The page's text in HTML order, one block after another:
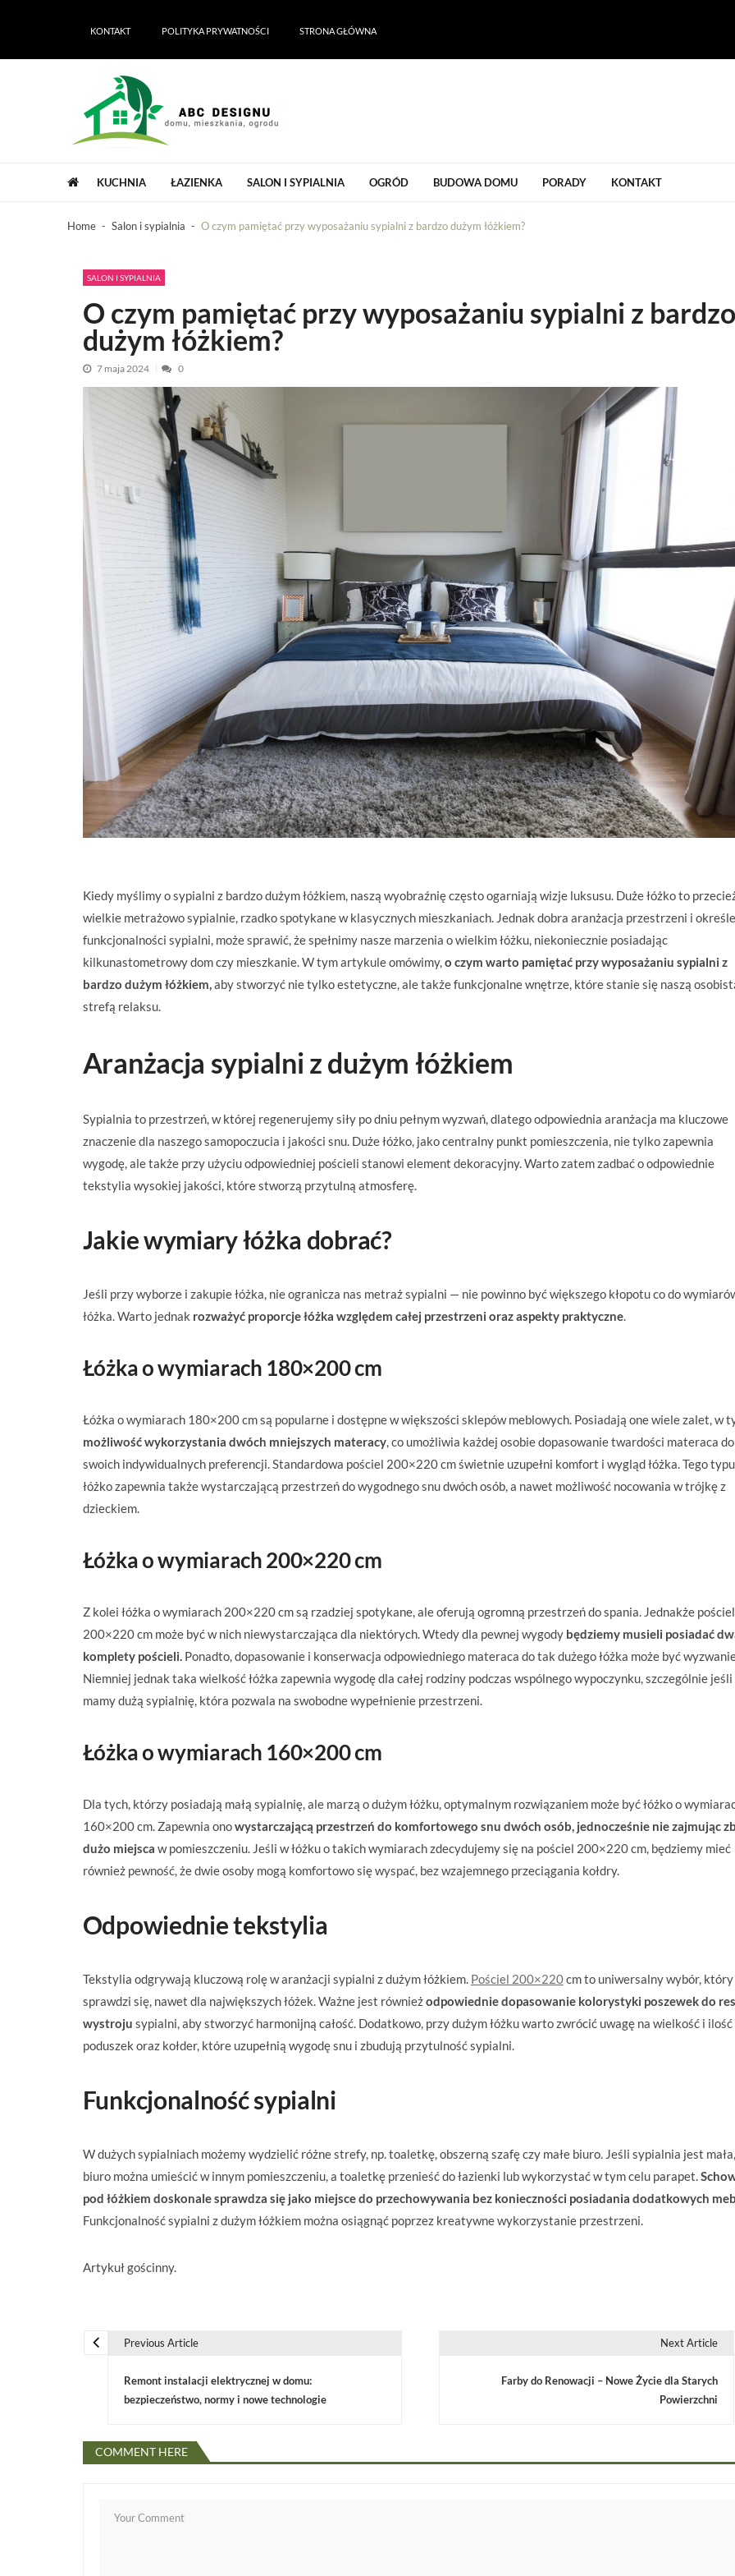
KONTAKT POLITYKA PRYWATNOŚCI STRONA GŁÓWNA
KUCHNIA ŁAZIENKA SALON I SYPIALNIA OGRÓD BUDOWA DOMU PORADY KONTAKT
Home Salon i sypialnia O czym pamiętać przy wyposażaniu sypialni z bardzo dużym łóżkiem?
SALON I SYPIALNIA
O czym pamiętać przy wyposażaniu sypialni z bardzo
dużym łóżkiem?
7 maja 2024 0
Kiedy myślimy o sypialni z bardzo dużym łóżkiem, naszą wyobraźnię często ogarniają wizje luksusu. Duże łóżko to
wielkie metrażowo sypialnie, rzadko spotykane w klasycznych mieszkaniach. Jednak dobra aranżacja przestrzeni i
funkcjonalności sypialni, może sprawić, że spełnimy nasze marzenia o wielkim łóżku, niekoniecznie posiadając
kilkunastometrowy dom czy mieszkanie. W tym artykule omówimy,o czym warto pamiętać przy wyposażaniu sypialni z
bardzo dużym łóżkiem,aby stworzyć nie tylko estetyczne, ale także funkcjonalne wnętrze, które stanie się naszą
strefą relaksu.
Aranżacja sypialni z dużym łóżkiem
Sypialnia to przestrzeń, w której regenerujemy siły po dniu pełnym wyzwań, dlatego odpowiednia aranżacja ma kluczowe
znaczenie dla naszego samopoczucia i jakości snu. Duże łóżko, jako centralny punkt pomieszczenia, nie tylko zapewnia
wygodę, ale także przy użyciu odpowiedniej pościeli stanowi element dekoracyjny. Warto zatem zadbać o odpowiednie
tekstylia wysokiej jakości, które stworzą przytulną atmosferę.
Jakie wymiary łóżka dobrać?
Jeśli przy wyborze i zakupie łóżka, nie ogranicza nas metraż sypialni — nie powinno być większego kłopotu co do
łóżka. Warto jednak rozważyć proporcje łóżka względem całej przestrzeni oraz aspekty praktyczne.
Łóżka o wymiarach 180×200 cm
Łóżka o wymiarach 180×200 cm są popularne i dostępne w większości sklepów meblowych. Posiadają one wiele zalet, w
możliwość wykorzystania dwóch mniejszych materacy, co umożliwia każdej osobie dopasowanie twardości materaca do
swoich indywidualnych preferencji. Standardowa pościel 200×220 cm świetnie uzupełni komfort i wygląd łóżka. Tego typu
łóżko zapewnia także wystarczającą przestrzeń do wygodnego snu dwóch osób, a nawet możliwość nocowania w trójkę z
dzieckiem.
Łóżka o wymiarach 200×220 cm
Z kolei łóżka o wymiarach 200×220 cm są rzadziej spotykane, ale oferują ogromną przestrzeń do spania. Jednakże pościel
200×220 cm może być w nich niewystarczająca dla niektórych. Wtedy dla pewnej wygodybędziemy musieli posiadać
komplety pościeli.Ponadto, dopasowanie i konserwacja odpowiedniego materaca do tak dużego łóżka może być
Niemniej jednak taka wielkość łóżka zapewnia wygodę dla całej rodziny podczas wspólnego wypoczynku, szczególnie jeśli
mamy dużą sypialnię, która pozwala na swobodne wypełnienie przestrzeni.
Łóżka o wymiarach 160×200 cm
Dla tych, którzy posiadają małą sypialnię, ale marzą o dużym łóżku, optymalnym rozwiązaniem może być łóżko o
160×200 cm. Zapewnia onowystarczającą przestrzeń do komfortowego snu dwóch osób, jednocześnie nie zajmując
dużo miejsca w pomieszczeniu. Jeśli w łóżku o takich wymiarach zdecydujemy się na pościel 200×220 cm, będziemy mieć
również pewność, że dwie osoby mogą komfortowo się wyspać, bez wzajemnego przeciągania kołdry.
Odpowiednie tekstylia
Tekstylia odgrywają kluczową rolę w aranżacji sypialni z dużym łóżkiem. Pościel 200×220cm to uniwersalny wybór, który
sprawdzi się, nawet dla największych łóżek. Ważne jest równieżodpowiednie dopasowanie kolorystyki poszewek do
wystroju sypialni, aby stworzyć harmonijną całość. Dodatkowo, przy dużym łóżku warto zwrócić uwagę na wielkość i ilość
poduszek oraz kołder, które uzupełnią wygodę snu i zbudują przytulność sypialni.
Funkcjonalność sypialni
W dużych sypialniach możemy wydzielić różne strefy, np. toaletkę, obszerną szafę czy małe biuro. Jeśli sypialnia jest mała,
biuro można umieścić w innym pomieszczeniu, a toaletkę przenieść do łazienki lub wykorzystać w tym celu parapet.
pod łóżkiem doskonale sprawdza się jako miejsce do przechowywania bez konieczności posiadania dodatkowych
Funkcjonalność sypialni z dużym łóżkiem można osiągnąć poprzez kreatywne wykorzystanie przestrzeni.
Artykuł gościnny.
w
Previous Article
Remont instalacji elektrycznej w domu:
bezpieczeństwo, normy i nowe technologie
Next Article
Farby do Renowacji – Nowe Życie dla Starych
Powierzchni
COMMENT HERE